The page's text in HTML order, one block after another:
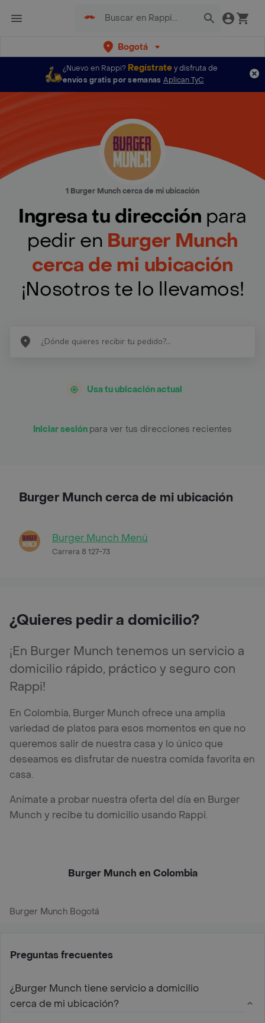
Bogotá
¿Nuevo en Rappi? Regístratey disfruta de
envíos gratis por semanas Aplican TyC
1 Burger Munch cerca de mi ubicación
Ingresa tu dirección para
pedir en Burger Munch
cerca de mi ubicación
¡Nosotros te lo llevamos!
Usa tu ubicación actual
Iniciar sesión para ver tus direcciones recientes
Burger Munch cerca de mi ubicación
Burger Munch Menú
Carrera 8 127-73
¿Quieres pedir a domicilio?
¡En Burger Munch tenemos un servicio a
domicilio rápido, práctico y seguro con
Rappi!
En Colombia, Burger Munch ofrece una amplia
variedad de platos para esos momentos en que no
queremos salir de nuestra casa y lo único que
deseamos es disfrutar de nuestra comida favorita en
casa.
Anímate a probar nuestra oferta del día en Burger
Munch y recibe tu domicilio usando Rappi.
Burger Munch en Colombia
Burger Munch Bogotá
Preguntas frecuentes
¿Burger Munch tiene servicio a domicilio
cerca de mi ubicación?